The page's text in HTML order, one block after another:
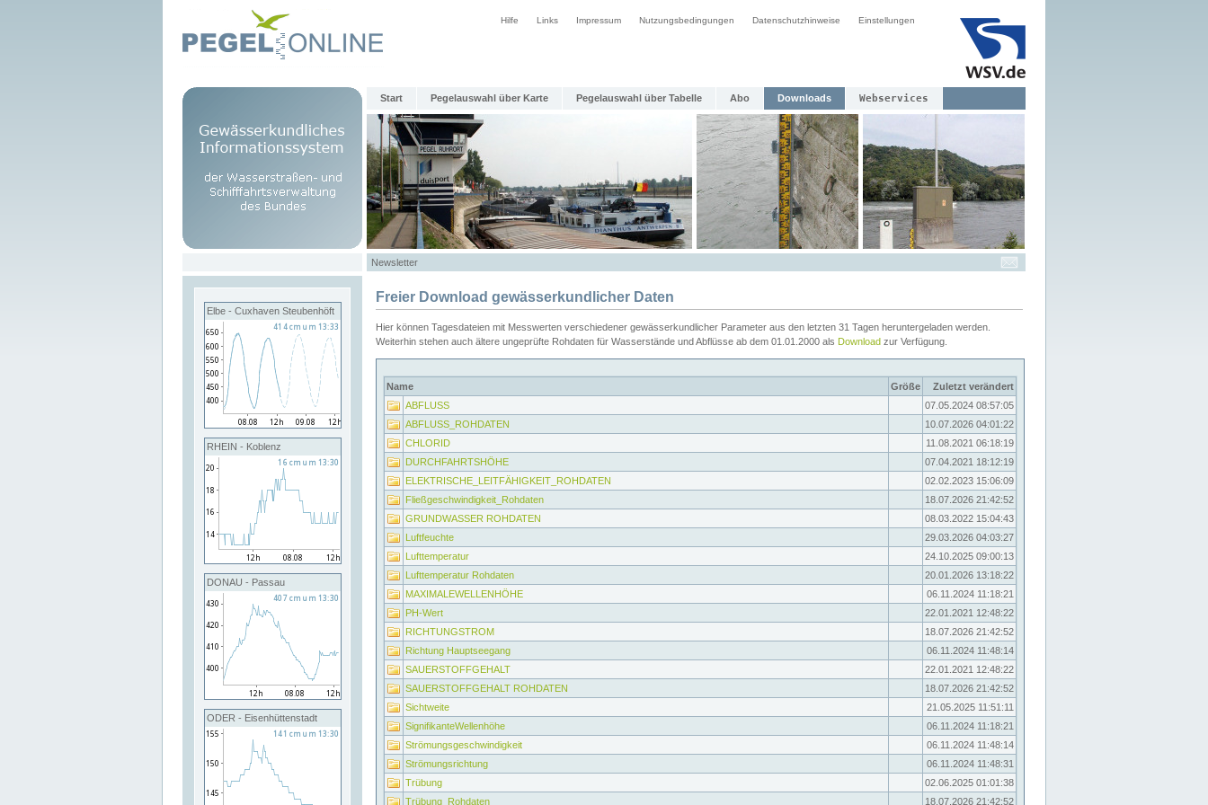
Hilfe Links Impressum Nutzungsbedingungen Datenschutzhinweise Einstellungen
Start Pegelauswahl über Karte Pegelauswahl über Tabelle Abo Downloads Webservices
Newsletter
Elbe - Cuxhaven Steubenhöft
RHEIN - Koblenz
DONAU - Passau
ODER - Eisenhüttenstadt
Freier Download gewässerkundlicher Daten
Hier können Tagesdateien mit Messwerten verschiedener gewässerkundlicher Parameter aus den letzten 31 Tagen heruntergeladen werden.
Weiterhin stehen auch ältere ungeprüfte Rohdaten für Wasserstände und Abflüsse ab dem 01.01.2000 als Download zur Verfügung.
Name Größe
Zuletzt verändert
ABFLUSS
07.05.2024 08:57:05
ABFLUSS_ROHDATEN
10.07.2026 04:01:22
CHLORID
11.08.2021 06:18:19
DURCHFAHRTSHÖHE
07.04.2021 18:12:19
ELEKTRISCHE_LEITFÄHIGKEIT_ROHDATEN
02.02.2023 15:06:09
Fließgeschwindigkeit_Rohdaten
18.07.2026 21:42:52
GRUNDWASSER ROHDATEN
08.03.2022 15:04:43
Luftfeuchte
29.03.2026 04:03:27
Lufttemperatur
24.10.2025 09:00:13
Lufttemperatur Rohdaten
20.01.2026 13:18:22
MAXIMALEWELLENHÖHE
06.11.2024 11:18:21
PH-Wert
22.01.2021 12:48:22
RICHTUNGSTROM
18.07.2026 21:42:52
Richtung Hauptseegang
06.11.2024 11:48:14
SAUERSTOFFGEHALT
22.01.2021 12:48:22
SAUERSTOFFGEHALT ROHDATEN
18.07.2026 21:42:52
Sichtweite
21.05.2025 11:51:11
SignifikanteWellenhöhe
06.11.2024 11:18:21
Strömungsgeschwindigkeit
06.11.2024 11:48:14
Strömungsrichtung
06.11.2024 11:48:31
Trübung
02.06.2025 01:01:38
Trübung_Rohdaten
18.07.2026 21:42:52